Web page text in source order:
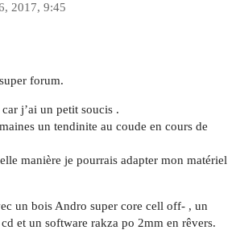
2017, 9:45
forum.
j’ai un petit soucis .
un tendinite au coude en cours de
manière je pourrais adapter mon matériel
un bois Andro super core cell off- , un
et un software rakza po 2mm en rêvers.